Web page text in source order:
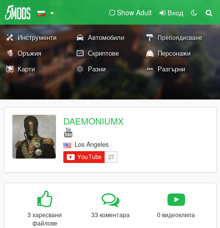
Show Adult Вход
Инструменти Автомобили Пребоядисване
Оръжия Скриптове
Персонажи
Карти
Разни Разгърни
DAEMONIUMX
Los Angeles
3 харесвани
файлове
33 коментара 0 видеоклипа